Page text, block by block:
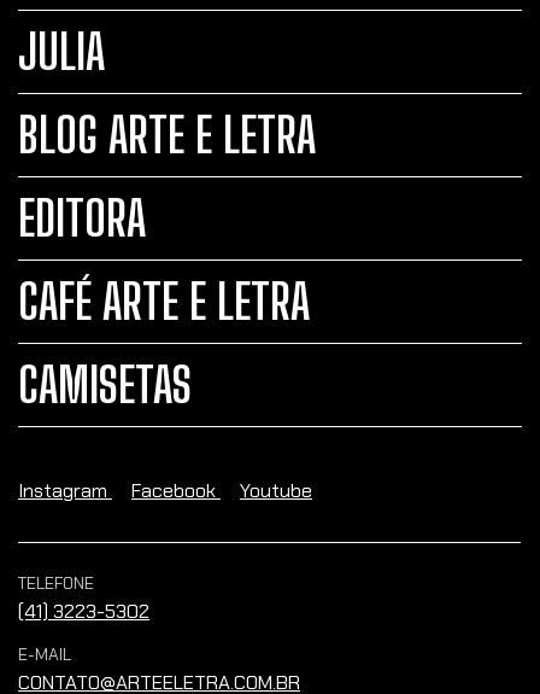
JULIA
BLOG ARTE E LETRA
EDITORA
CAFÉ ARTE E LETRA
CAMISETAS
Instagram Facebook Youtube
TELEFONE
(41) 3223-5302
E-MAIL
CONTATO@ARTEELETRA.COM.BR